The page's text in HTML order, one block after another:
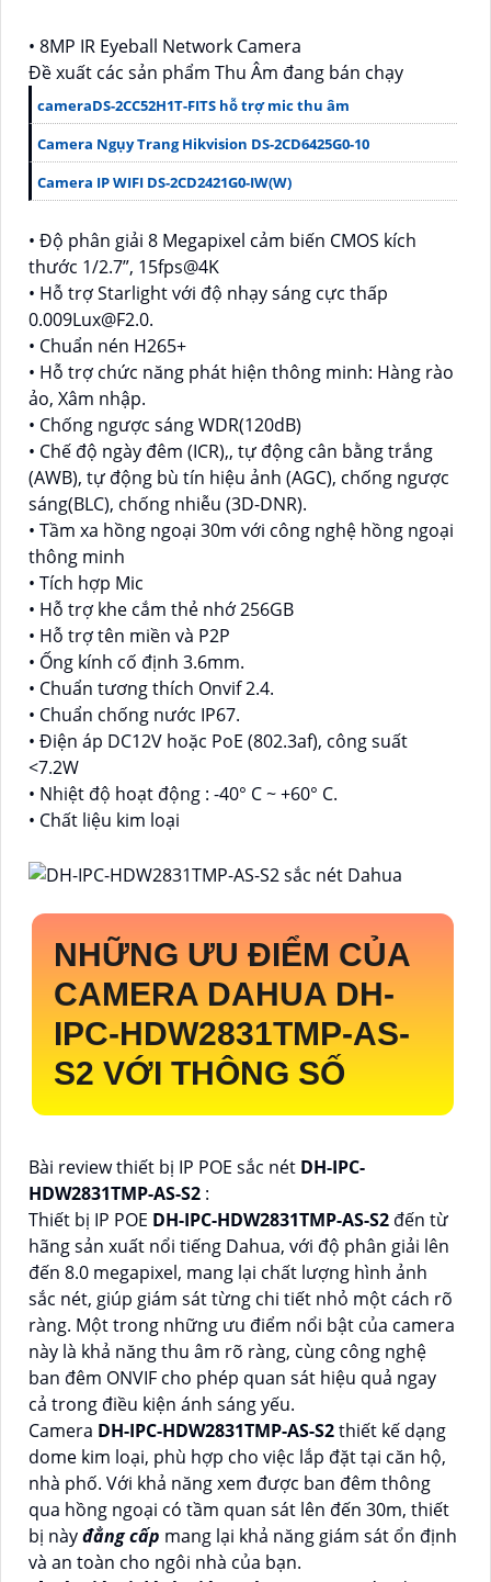
• 8MP IR Eyeball Network Camera
Đề xuất các sản phẩm Thu Âm đang bán chạy
cameraDS-2CC52H1T-FITS hỗ trợ mic thu âm
Camera Ngụy Trang Hikvision DS-2CD6425G0-10
Camera IP WIFI DS-2CD2421G0-IW(W)
• Độ phân giải 8 Megapixel cảm biến CMOS kích
thước 1/2.7”, 15fps@4K
• Hỗ trợ Starlight với độ nhạy sáng cực thấp
0.009Lux@F2.0.
• Chuẩn nén H265+
• Hỗ trợ chức năng phát hiện thông minh: Hàng rào
ảo, Xâm nhập.
• Chống ngược sáng WDR(120dB)
• Chế độ ngày đêm (ICR),, tự động cân bằng trắng
(AWB), tự động bù tín hiệu ảnh (AGC), chống ngược
sáng(BLC), chống nhiễu (3D-DNR).
• Tầm xa hồng ngoại 30m với công nghệ hồng ngoại
thông minh
• Tích hợp Mic
• Hỗ trợ khe cắm thẻ nhớ 256GB
• Hỗ trợ tên miền và P2P
• Ống kính cố định 3.6mm.
• Chuẩn tương thích Onvif 2.4.
• Chuẩn chống nước IP67.
• Điện áp DC12V hoặc PoE (802.3af), công suất
<7.2W
• Nhiệt độ hoạt động : -40° C ~ +60° C.
• Chất liệu kim loại
NHỮNG ƯU ĐIỂM CỦA
CAMERA DAHUA DH-
IPC-HDW2831TMP-AS-
S2 VỚI THÔNG SỐ
Bài review thiết bị IP POE sắc nét DH-IPC-
HDW2831TMP-AS-S2 :
Thiết bị IP POE DH-IPC-HDW2831TMP-AS-S2 đến từ
hãng sản xuất nổi tiếng Dahua, với độ phân giải lên
đến 8.0 megapixel, mang lại chất lượng hình ảnh
sắc nét, giúp giám sát từng chi tiết nhỏ một cách rõ
ràng. Một trong những ưu điểm nổi bật của camera
này là khả năng thu âm rõ ràng, cùng công nghệ
ban đêm ONVIF cho phép quan sát hiệu quả ngay
cả trong điều kiện ánh sáng yếu.
Camera DH-IPC-HDW2831TMP-AS-S2thiết kế dạng
dome kim loại, phù hợp cho việc lắp đặt tại căn hộ,
nhà phố. Với khả năng xem được ban đêm thông
qua hồng ngoại có tầm quan sát lên đến 30m, thiết
bị nàyđẳng cấp mang lại khả năng giám sát ổn định
và an toàn cho ngôi nhà của bạn.